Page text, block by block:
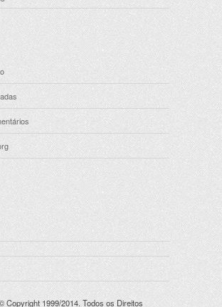
Copyright 1999/2014. Todos os Direitos